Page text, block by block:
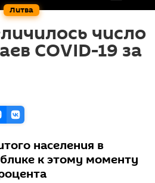
Литва
число
COVID-19 за
населения в
к этому моменту